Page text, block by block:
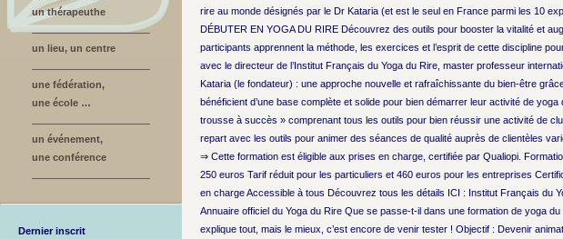
un thérapeuthe
un lieu, un centre
une fédération,
une école …
un événement,
une conférence
Dernier inscrit
rire au monde désignés par le Dr Kataria (et est le seul en France parmi les 10
DÉBUTER EN YOGA DU RIRE Découvrez des outils pour booster la vitalité et
participants apprennent la méthode, les exercices et l’esprit de cette discipline
avec le directeur de l’Institut Français du Yoga du Rire, master professeur
Kataria (le fondateur) : une approche nouvelle et rafraîchissante du bien-être
bénéficient d’une base complète et solide pour bien démarrer leur activité de yoga
trousse à succès » comprenant tous les outils pour bien réussir une activité de
repart avec les outils pour animer des séances de qualité auprès de clientèles
⇒ Cette formation est éligible aux prises en charge, certifiée par Qualiopi.
250 euros Tarif réduit pour les particuliers et 460 euros pour les entreprises
en charge Accessible à tous Découvrez tous les détails ICI : Institut Français du
Annuaire officiel du Yoga du Rire Que se passe-t-il dans une formation de yoga
explique tout, mais le mieux, c’est encore de venir tester ! Objectif : Devenir